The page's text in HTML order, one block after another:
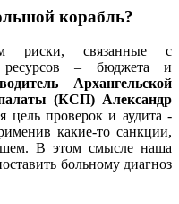
корабль?
риски, связанные с
ресурсов – бюджета и
Архангельской
палаты (КСП) Александр
цель проверок и аудита -
какие-то санкции,
В этом смысле наша
больному диагноз